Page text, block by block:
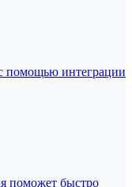
помощью интеграции
поможет быстро